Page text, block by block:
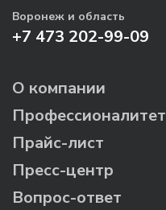
Воронеж и область
+7 473 202-99-09
О компании
Профессионалитет
Прайс-лист
Пресс-центр
Вопрос-ответ